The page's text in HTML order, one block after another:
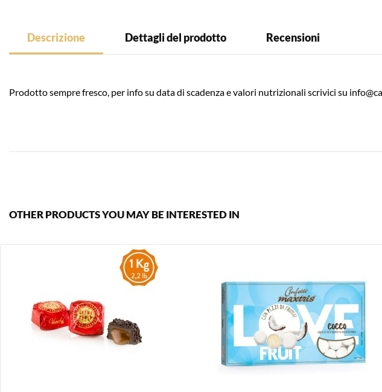
Descrizione Dettagli del prodotto Recensioni
Prodotto sempre fresco, per info su data di scadenza e valori nutrizionali scrivici su
OTHER PRODUCTS YOU MAY BE INTERESTED IN